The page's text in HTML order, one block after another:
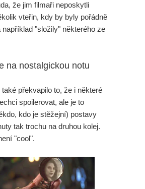
že jim filmaři neposkytli
vteřin, kdy by byly pořádně
například "složily" některého ze
na nostalgickou notu
také překvapilo to, že i některé
spoilerovat, ale je to
kdo je stěžejní) postavy
tak trochu na druhou kolej.
"cool".